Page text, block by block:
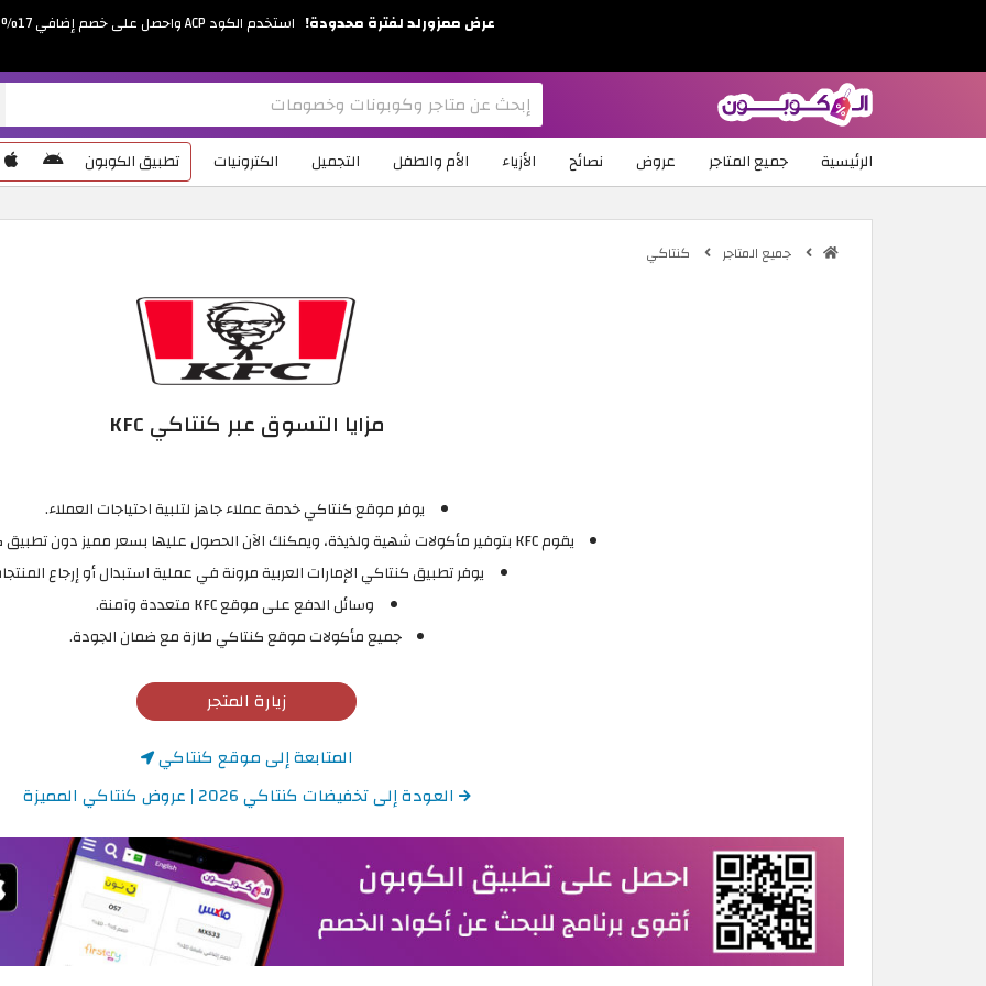
الرئيسية جميع المتاجر عروض نصائح الأزياء الأم والطفل التجميل الكترونيات تطبيق الكوبون
جميع المتاجر كنتاكي
مزايا التسوق عبر كنتاكي KFC
يوفر موقع كنتاكي خدمة عملاء جاهز لتلبية احتياجات العملاء.
يقوم KFC بتوفير مأكولات شهية ولذيذة، ويمكنك الآن الحصول عليها بسعر مميز دون تطبيق كوبون خصم KFC.
يوفر تطبيق كنتاكي الإمارات العربية مرونة في عملية استبدال أو إرجاع
وسائل الدفع على موقع KFC متعددة وآمنة.
جميع مأكولات موقع كنتاكي طازة مع ضمان الجودة.
زيارة المتجر
المتابعة إلى موقع كنتاكي
العودة إلى تخفيضات كنتاكي 2026 | عروض كنتاكي المميزة
عرض ممزورلد لفترة محدودة! استخدم الكود ACP واحصل على خصم إضافي 17%